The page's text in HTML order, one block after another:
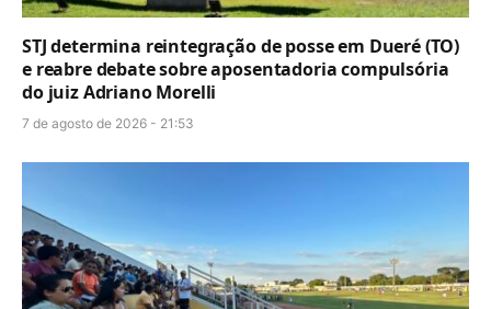
STJ determina reintegração de posse em Dueré (TO)
e reabre debate sobre aposentadoria compulsória
do juiz Adriano Morelli
7 de agosto de 2026 - 21:53